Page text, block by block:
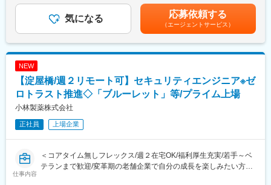
・数年に渡り何度でも介護休暇が取得できる「介護休業」、積極
的な「育休・育児勤務制度」の取得促進、フルフレックスタイム
制、在宅勤務制度など、様々な制度を取り入れています。
■当社の製品（一部抜粋）：
し、男性のトータルグルーミング研究に根ざした確かな品質で、
高い認知と信頼感を確立してきたメンズコスメブランド。
<Bifesta/ビフェスタ>
提案するブランドとして2011年に誕生。現在では、日本だけでは
なく、アジア各国で支持されています。
変更の範囲：会社の定める業務
・ベンダーマネジメント
・要件定義（業務／システムとユーザー要望のFit2Standard）
・維持メンテナンスとユーザー教育
就業場所の変更の範囲：会社の拠点がある国内外全ての定められ
た場所（テレワークを行う場所を含む））
業務内容の変更の範囲：会社の定める全ての業務への変更の可能
性あり
ダー
・国内外の大テーマSAP側のプロジェクトマネージャー
賃金はあくまでも目安の金額であり、選考を通じて上下する可能
性があります。月給(月額)は固定手当を含めた表記です。
気になる 応募依頼する
（エージェントサービス）
NEW
【淀屋橋/週２リモート可】セキュリティエンジニア※ゼ
ロトラスト推進◇「ブルーレット」等/プライム上場
小林製薬株式会社
正社員 上場企業
仕事内容
＜コアタイム無しフレックス/週２在宅OK/福利厚生充実/若手～ベ
テランまで歓迎/変革期の老舗企業で自分の成長を楽しみたい方